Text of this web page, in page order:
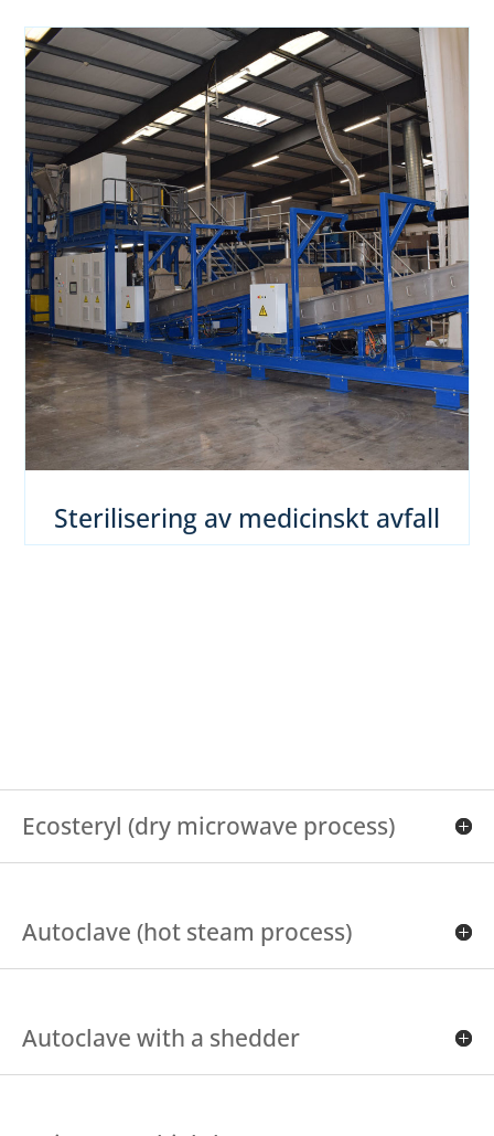
Sterilisering av medicinskt avfall
Ecosteryl (dry microwave process)
Autoclave (hot steam process)
Autoclave with a shedder